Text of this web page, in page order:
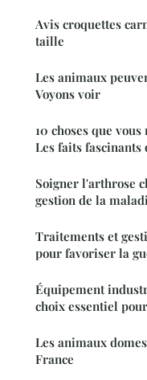
Avis croquettes
taille
Les animaux
Voyons voir
10 choses que
Les faits fascinants
Soigner l'arthrose
gestion de la
Traitements et
pour favoriser la
Équipement
choix essentiel
Les animaux
France